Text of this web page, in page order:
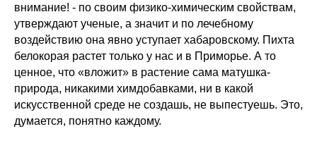
внимание! - по своим физико-химическим свойствам,
утверждают ученые, а значит и по лечебному
воздействию она явно уступает хабаровскому. Пихта
белокорая растет только у нас и в Приморье. А то
ценное, что «вложит» в растение сама матушка-
природа, никакими химдобавками, ни в какой
искусственной среде не создашь, не выпестуешь. Это,
думается, понятно каждому.